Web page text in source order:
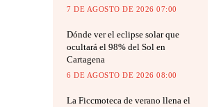
7 DE AGOSTO DE 2026 07:00
Dónde ver el eclipse solar que
ocultará el 98% del Sol en
Cartagena
6 DE AGOSTO DE 2026 08:00
La Ficcmoteca de verano llena el